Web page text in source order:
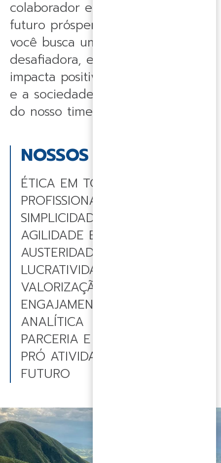
colaborador e investindo em um
futuro próspero e sustentável. Se
você busca uma carreira
desafiadora, em um grupo que
impacta positivamente o mercado
e a sociedade, venha fazer parte
do nosso time.
NOSSOS VALORES
ÉTICA EM TODAS AS AÇÕES
PROFISSIONALISMO E
SIMPLICIDADE
AGILIDADE E OBJETIVIDADE
AUSTERIDADE PARA
LUCRATIVIDADE
VALORIZAÇÃO DAS PESSOAS
ENGAJAMENTO E VISÃO
ANALÍTICA
PARCERIA E COOPERAÇÃO
PRÓ ATIVIDADE E VISÃO DE
FUTURO